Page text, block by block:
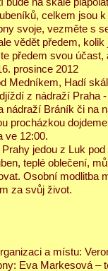
celkem jsou
svoje, vezměte s
vědět předem,
předem svou
prosince 2012
Medníkem, Hadí
z nádraží Praha
nádraží Bráník či na
procházkou
ve 12:00.
jedou z Luk
teplé oblečení,
Osobní modlitba
za svůj život.
a místu:
Eva Markesová –